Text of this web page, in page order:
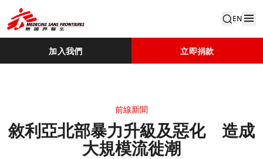
EN
加入我們 立即捐款
前線新聞
敘利亞北部暴力升級及惡化 造成
大規模流徙潮